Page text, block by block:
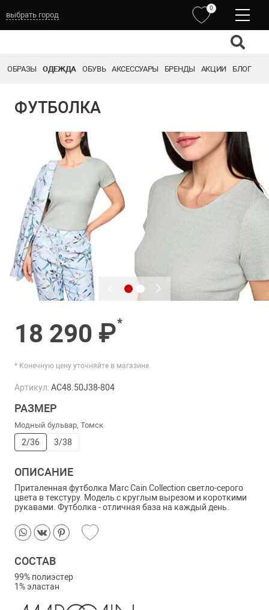
выбрать город
0
ОБРАЗЫ ОДЕЖДА ОБУВЬ АКСЕССУАРЫ БРЕНДЫ АКЦИИ БЛОГ
ФУТБОЛКА
18 290 ₽*
* Конечную цену уточняйте в магазине.
Артикул:AC48.50J38-804
РАЗМЕР
Модный бульвар, Томск
2/36 3/38
ОПИСАНИЕ
Приталенная футболка Marc Cain Collection светло-серого
цвета в текстуру. Модель с круглым вырезом и короткими
рукавами. Футболка - отличная база на каждый день.
СОСТАВ
99% полиэстер
1% эластан